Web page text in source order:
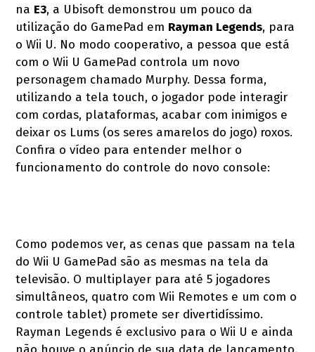
na E3, a Ubisoft demonstrou um pouco da
utilização do GamePad em Rayman Legends, para
o Wii U. No modo cooperativo, a pessoa que está
com o Wii U GamePad controla um novo
personagem chamado Murphy. Dessa forma,
utilizando a tela touch, o jogador pode interagir
com cordas, plataformas, acabar com inimigos e
deixar os Lums (os seres amarelos do jogo) roxos.
Confira o vídeo para entender melhor o
funcionamento do controle do novo console:
Como podemos ver, as cenas que passam na tela
do Wii U GamePad são as mesmas na tela da
televisão. O multiplayer para até 5 jogadores
simultâneos, quatro com Wii Remotes e um com o
controle tablet) promete ser divertidíssimo.
Rayman Legends é exclusivo para o Wii U e ainda